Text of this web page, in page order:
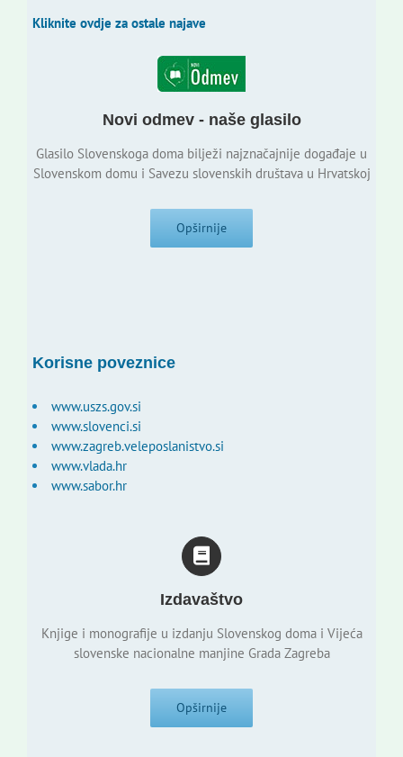
Kliknite ovdje za ostale najave
Novi odmev - naše glasilo
Glasilo Slovenskoga doma bilježi najznačajnije događaje u
Slovenskom domu i Savezu slovenskih društava u Hrvatskoj
Opširnije
Korisne poveznice
www.uszs.gov.si
www.slovenci.si
www.zagreb.veleposlanistvo.si
www.vlada.hr
www.sabor.hr
Izdavaštvo
Knjige i monografije u izdanju Slovenskog doma i Vijeća
slovenske nacionalne manjine Grada Zagreba
Opširnije